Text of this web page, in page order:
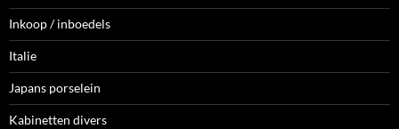
Inkoop / inboedels
Italie
Japans porselein
Kabinetten divers